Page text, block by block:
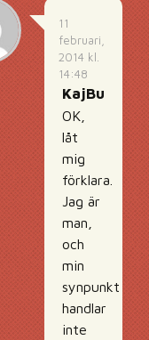
11
februari,
2014 kl.
14:48
KajBu
OK,
låt
mig
förklara.
Jag är
man,
och
min
synpunkt
handlar
inte